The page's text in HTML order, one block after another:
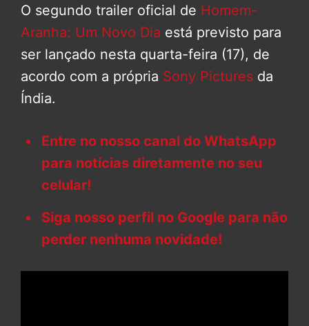
O segundo trailer oficial de Homem-
Aranha: Um Novo Dia está previsto para
ser lançado nesta quarta-feira (17), de
acordo com a própria Sony Pictures da
Índia.
Entre no nosso canal do WhatsApp
para notícias diretamente no seu
celular!
Siga nosso perfil no Google para não
perder nenhuma novidade!